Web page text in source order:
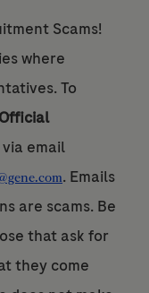
Scams!
where
To
Official
email
. Emails
are scams. Be
that ask for
they come